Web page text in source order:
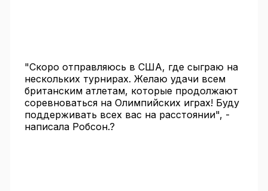
"Скоро отправляюсь в США, где сыграю на
нескольких турнирах. Желаю удачи всем
британским атлетам, которые продолжают
соревноваться на Олимпийских играх! Буду
поддерживать всех вас на расстоянии", -
написала Робсон.?